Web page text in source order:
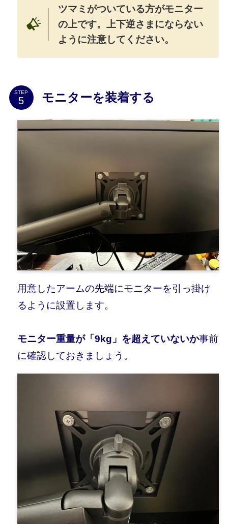
ツマミがついている方がモニター
の上です。上下逆さまにならない
ように注意してください。
STEP モニターを装着する
用意したアームの先端にモニターを引っ掛け
るように設置します。
モニター重量が「9kg」を超えていないか事前
に確認しておきましょう。